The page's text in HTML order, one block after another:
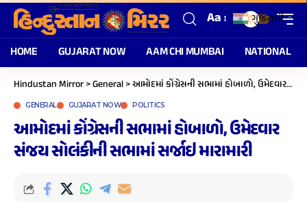
Aa
HOME GUJARAT NOW AAM CHI MUMBAI NATIONAL
Hindustan Mirror>General>આમોદમાં કોંગ્રેસની સભામાં હોબાળો, ઉમેદવાર સંજય સોલંકીની સભામાં સર્જાઇ મારામારી
GENERAL GUJARAT NOW POLITICS
આમોદમાં કોંગ્રેસની સભામાં હોબાળો, ઉમેદવાર
સંજય સોલંકીની સભામાં સર્જાઇ મારામારી
ગુજરાતી ▼